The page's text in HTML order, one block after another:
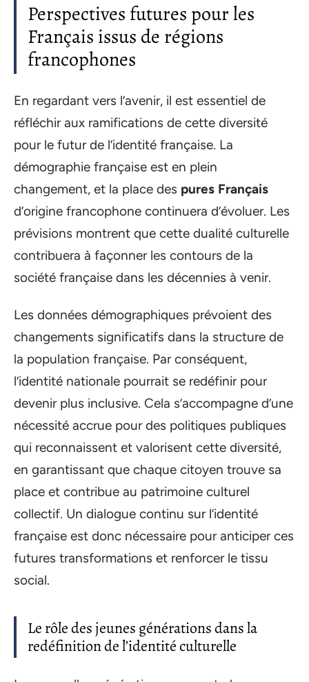
Perspectives futures pour les
Français issus de régions
francophones
En regardant vers l’avenir, il est essentiel de
réfléchir aux ramifications de cette diversité
pour le futur de l’identité française. La
démographie française est en plein
changement, et la place des pures Français
d’origine francophone continuera d’évoluer. Les
prévisions montrent que cette dualité culturelle
contribuera à façonner les contours de la
société française dans les décennies à venir.
Les données démographiques prévoient des
changements significatifs dans la structure de
la population française. Par conséquent,
l’identité nationale pourrait se redéfinir pour
devenir plus inclusive. Cela s’accompagne d’une
nécessité accrue pour des politiques publiques
qui reconnaissent et valorisent cette diversité,
en garantissant que chaque citoyen trouve sa
place et contribue au patrimoine culturel
collectif. Un dialogue continu sur l’identité
française est donc nécessaire pour anticiper ces
futures transformations et renforcer le tissu
social.
Le rôle des jeunes générations dans la
redéfinition de l’identité culturelle